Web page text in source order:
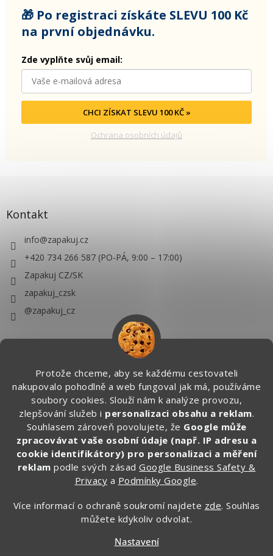
Protože chceme, aby se každému cestovateli
nakupovalo pohodlně a web fungoval jak má, používáme
soubory cookies. Slouží nám k analýze provozu,
zlepšování služeb i personalizaci obsahu a reklam.
Souhlasem zároveň povolujete, že Google může
zpracovávat vaše osobní údaje (např. IP adresu a
cookie identifikátory) pro personalizaci a měření
reklam podle svých zásadGoogle Business Safety &
Privacy a Podmínky Google.
Více informací o ochraně soukromí najdete zde. Souhlas
můžete kdykoliv odvolat.
Nastavení
🎁 Po registraci získáte SLEVU 100 Kč
na první objednávku.
Zde vyplňte svůj email:
CHCI ZÍSKAT SLEVU 100 KČ »
Ochrana osobních údajů
Kontakt
info@zapakuj.cz
+420 734 266 587 (PO-PÁ, 9:00 – 17:00)
Zapakuj CZ/SK
zapakuj_czsk
@zapakuj_cz
Vytvořil Shoptet